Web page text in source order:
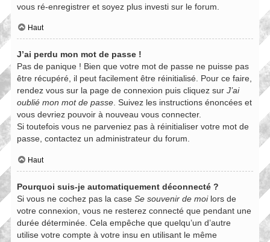
vous ré-enregistrer et soyez plus investi sur le forum.
Haut
J’ai perdu mon mot de passe !
Pas de panique ! Bien que votre mot de passe ne puisse pas
être récupéré, il peut facilement être réinitialisé. Pour ce faire,
rendez vous sur la page de connexion puis cliquez sur J’ai
oublié mon mot de passe. Suivez les instructions énoncées et
vous devriez pouvoir à nouveau vous connecter.
Si toutefois vous ne parveniez pas à réinitialiser votre mot de
passe, contactez un administrateur du forum.
Haut
Pourquoi suis-je automatiquement déconnecté ?
Si vous ne cochez pas la case Se souvenir de moilors de
votre connexion, vous ne resterez connecté que pendant une
durée déterminée. Cela empêche que quelqu’un d’autre
utilise votre compte à votre insu en utilisant le même